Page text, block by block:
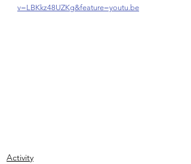
v=LBKkz48UZKg&feature=youtu.be
Activity